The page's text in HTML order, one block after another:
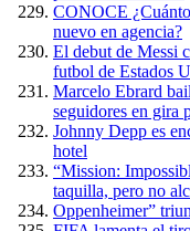
CONOCE
nuevo en agencia?
El debut de Messi
futbol de Estados
Marcelo Ebrard
seguidores en gira
Johnny Depp es
hotel
“Mission:
taquilla, pero no
Oppenheimer”